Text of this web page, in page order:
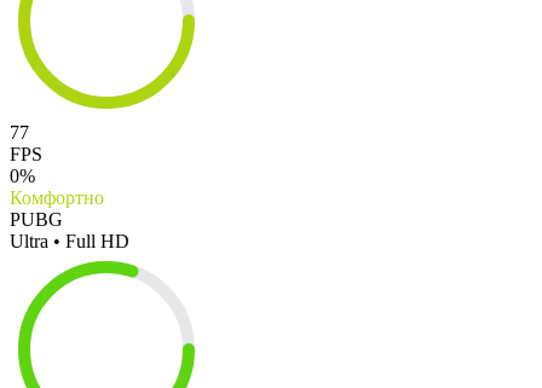
77
FPS
0%
Комфортно
PUBG
Ultra • Full HD